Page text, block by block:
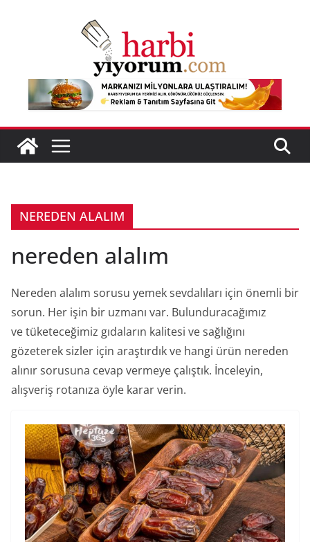
NEREDEN ALALIM
nereden alalım
Nereden alalım sorusu yemek sevdalıları için önemli bir
sorun. Her işin bir uzmanı var. Bulunduracağımız
ve tüketeceğimiz gıdaların kalitesi ve sağlığını
gözeterek sizler için araştırdık ve hangi ürün nereden
alınır sorusuna cevap vermeye çalıştık. İnceleyin,
alışveriş rotanıza öyle karar verin.